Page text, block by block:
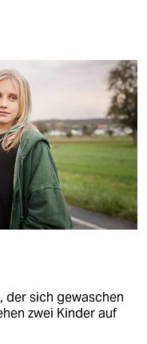
der sich gewaschen
zwei Kinder auf